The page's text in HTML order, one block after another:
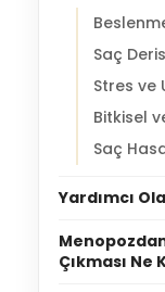
Saç
Stres ve
Bitkisel
Saç
Yardımcı
Çıkması Ne